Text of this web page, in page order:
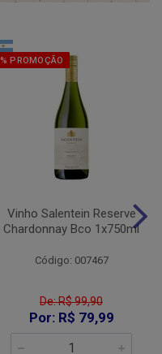
% PROMOÇÃO
Vinho Salentein Reserve
Chardonnay Bco 1x750ml
Código: 007467
De: R$ 99,90
Por: R$ 79,99